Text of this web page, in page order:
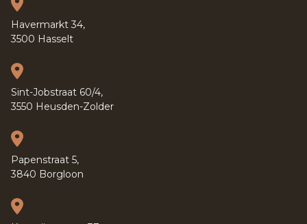
Havermarkt 34,
3500 Hasselt
Sint-Jobstraat 60/4,
3550 Heusden-Zolder
Papenstraat 5,
3840 Borgloon